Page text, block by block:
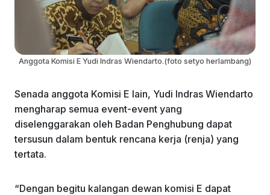
Anggota Komisi E Yudi Indras Wiendarto.(foto setyo herlambang)
Senada anggota Komisi E lain, Yudi Indras Wiendarto
mengharap semua event-event yang
diselenggarakan oleh Badan Penghubung dapat
tersusun dalam bentuk rencana kerja (renja) yang
tertata.
“Dengan begitu kalangan dewan komisi E dapat